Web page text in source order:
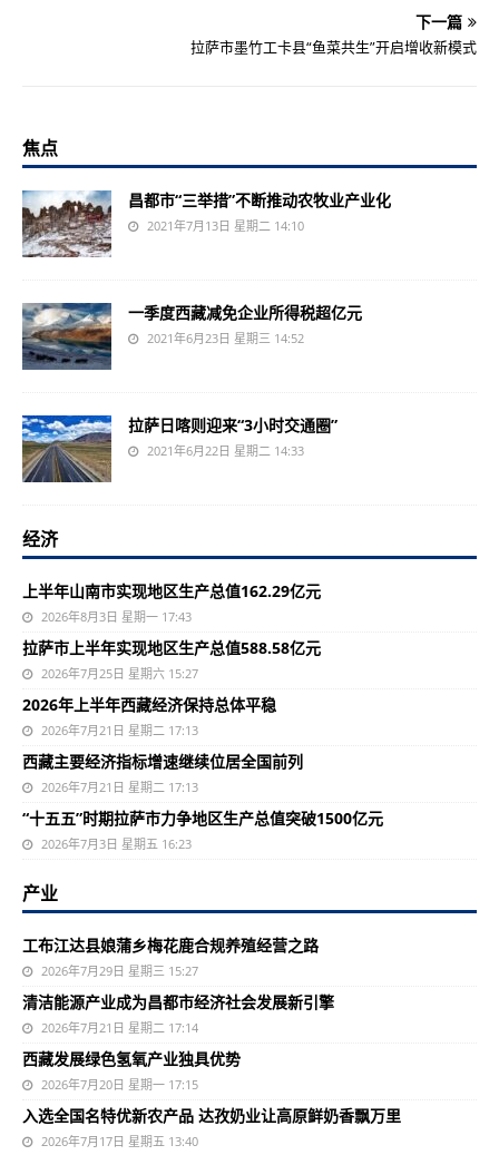
下一篇
拉萨市墨竹工卡县“鱼菜共生”开启增收新模式
焦点
昌都市“三举措”不断推动农牧业产业化
2021年7月13日 星期二 14:10
一季度西藏减免企业所得税超亿元
2021年6月23日 星期三 14:52
拉萨日喀则迎来“3小时交通圈”
2021年6月22日 星期二 14:33
经济
上半年山南市实现地区生产总值162.29亿元
2026年8月3日 星期一 17:43
拉萨市上半年实现地区生产总值588.58亿元
2026年7月25日 星期六 15:27
2026年上半年西藏经济保持总体平稳
2026年7月21日 星期二 17:13
西藏主要经济指标增速继续位居全国前列
2026年7月21日 星期二 17:13
“十五五”时期拉萨市力争地区生产总值突破1500亿元
2026年7月3日 星期五 16:23
产业
工布江达县娘蒲乡梅花鹿合规养殖经营之路
2026年7月29日 星期三 15:27
清洁能源产业成为昌都市经济社会发展新引擎
2026年7月21日 星期二 17:14
西藏发展绿色氢氧产业独具优势
2026年7月20日 星期一 17:15
入选全国名特优新农产品 达孜奶业让高原鲜奶香飘万里
2026年7月17日 星期五 13:40